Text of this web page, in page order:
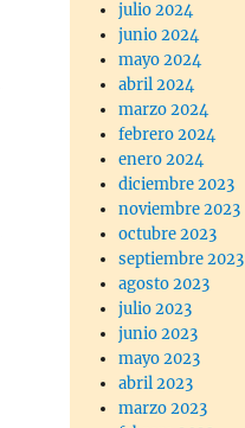
julio 2024
junio 2024
mayo 2024
abril 2024
marzo 2024
febrero 2024
enero 2024
diciembre 2023
noviembre 2023
octubre 2023
septiembre 2023
agosto 2023
julio 2023
junio 2023
mayo 2023
abril 2023
marzo 2023